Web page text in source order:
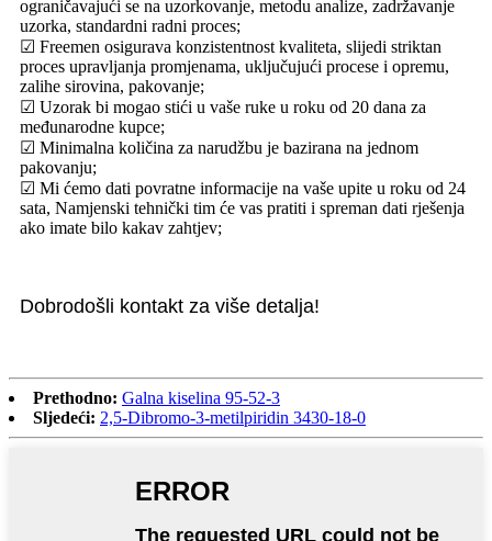
ograničavajući se na uzorkovanje, metodu analize, zadržavanje
uzorka, standardni radni proces;
☑ Freemen osigurava konzistentnost kvaliteta, slijedi striktan
proces upravljanja promjenama, uključujući procese i opremu,
zalihe sirovina, pakovanje;
☑ Uzorak bi mogao stići u vaše ruke u roku od 20 dana za
međunarodne kupce;
☑ Minimalna količina za narudžbu je bazirana na jednom
pakovanju;
☑ Mi ćemo dati povratne informacije na vaše upite u roku od 24
sata, Namjenski tehnički tim će vas pratiti i spreman dati rješenja
ako imate bilo kakav zahtjev;
Dobrodošli kontakt za više detalja!
Prethodno: Galna kiselina 95-52-3
Sljedeći: 2,5-Dibromo-3-metilpiridin 3430-18-0